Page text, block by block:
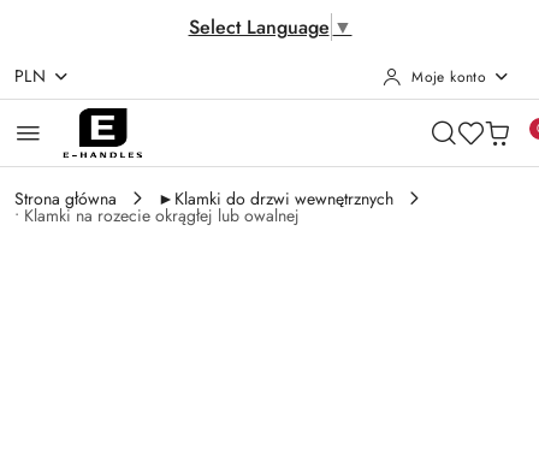
Select Language ▼
Przejdź do treści głównej
Przejdź do wyszukiwarki
Przejdź do moje konto
Przejdź do menu głównego
Przejdź do opisu produktu
Przejdź do stopki
PLN Moje konto
Strona główna ►Klamki do drzwi wewnętrznych
• Klamki na rozecie okrągłej lub owalnej